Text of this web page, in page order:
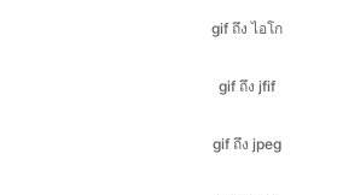
gif ถึง jpeg
gif ถึง jpg
gif เป็น pdf